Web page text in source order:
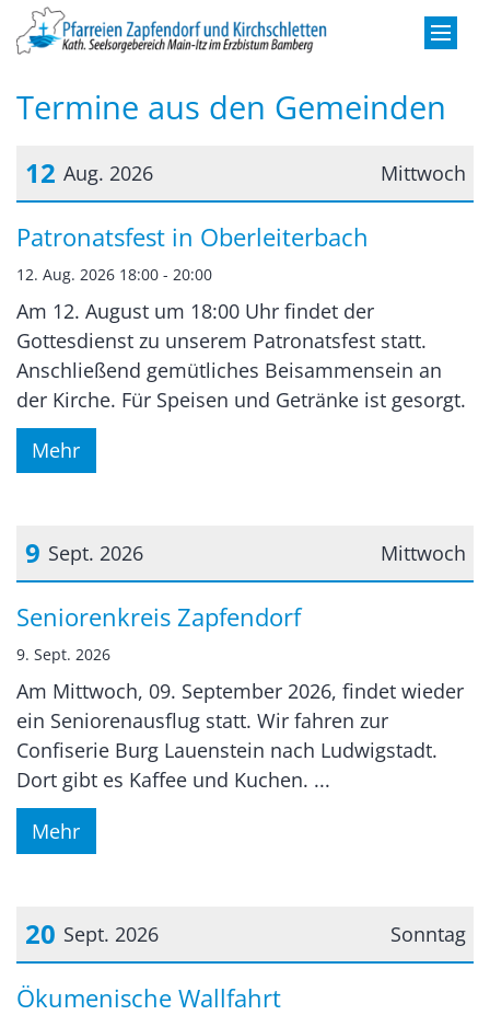
Zum Inhalt springen
Termine aus den Gemeinden
Mittwoch
12 Aug. 2026
Datum: 12. August 2026
Patronatsfest in Oberleiterbach
12. Aug. 2026 18:00 - 20:00
Am 12. August um 18:00 Uhr findet der
Gottesdienst zu unserem Patronatsfest statt.
Anschließend gemütliches Beisammensein an
der Kirche. Für Speisen und Getränke ist gesorgt.
Mehr
Mittwoch
9 Sept. 2026
Datum: 9. September 2026
Seniorenkreis Zapfendorf
9. Sept. 2026
Am Mittwoch, 09. September 2026, findet wieder
ein Seniorenausflug statt. Wir fahren zur
Confiserie Burg Lauenstein nach Ludwigstadt.
Dort gibt es Kaffee und Kuchen. ...
Mehr
Sonntag
20 Sept. 2026
Datum: 20. September 2026
Ökumenische Wallfahrt